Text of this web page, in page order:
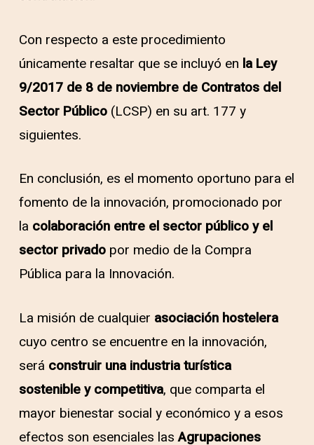
Con respecto a este procedimiento
únicamente resaltar que se incluyó en la Ley
9/2017 de 8 de noviembre de Contratos del
Sector Público(LCSP) en su art. 177 y
siguientes.
En conclusión, es el momento oportuno para el
fomento de la innovación, promocionado por
la colaboración entre el sector público y el
sector privadopor medio de la Compra
Pública para la Innovación.
La misión de cualquier asociación hostelera
cuyo centro se encuentre en la innovación,
será construir una industria turística
sostenible y competitiva, que comparta el
mayor bienestar social y económico y a esos
efectos son esenciales lasAgrupaciones